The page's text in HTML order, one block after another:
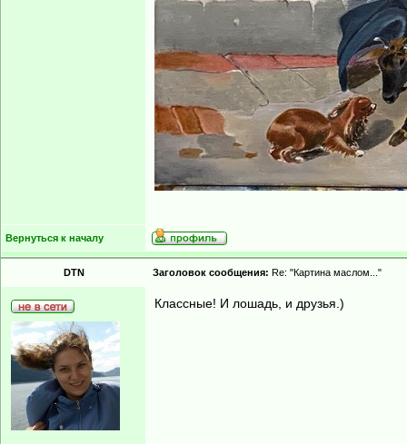
Вернуться к началу
DTN Заголовок сообщения: Re: "Картина маслом..."
Классные! И лошадь, и друзья.)